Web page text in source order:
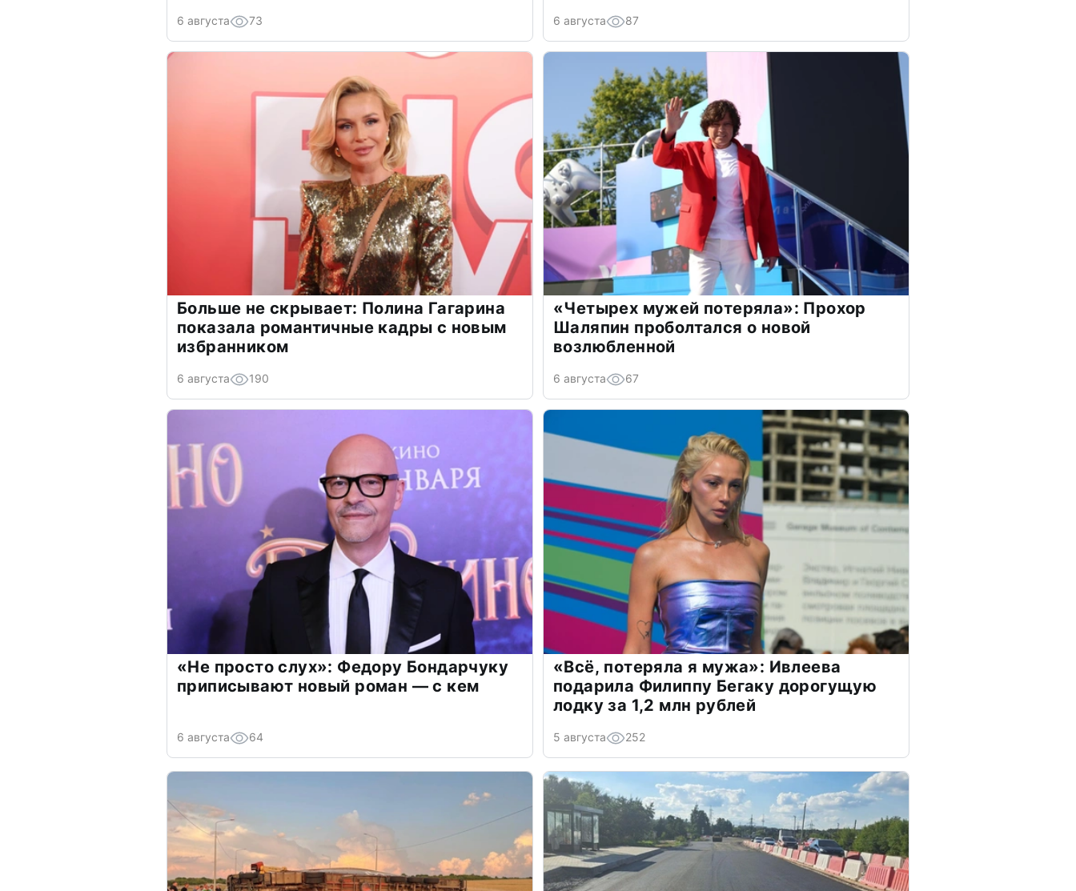
6 августа 73 6 августа 87
Больше не скрывает: Полина Гагарина
показала романтичные кадры с новым
избранником
6 августа 190
«Четырех мужей потеряла»: Прохор
Шаляпин проболтался о новой
возлюбленной
6 августа 67
«Не просто слух»: Федору Бондарчуку
приписывают новый роман — с кем
6 августа 64
«Всё, потеряла я мужа»: Ивлеева
подарила Филиппу Бегаку дорогущую
лодку за 1,2 млн рублей
5 августа 252